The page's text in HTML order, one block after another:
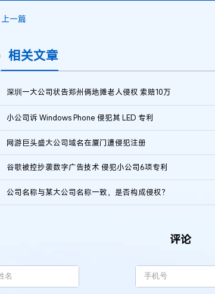
上一篇
相关文章
深圳一大公司状告郑州俩地摊老人侵权 索赔10万
小公司诉 Windows Phone 侵犯其 LED 专利
网游巨头盛大公司域名在厦门遭侵犯注册
谷歌被控抄袭数字广告技术 侵犯小公司6项专利
公司名称与某大公司名称一致，是否构成侵权？
评论